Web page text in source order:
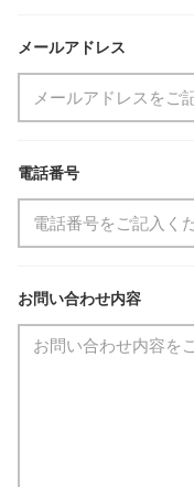
メールアドレス
電話番号
お問い合わせ内容